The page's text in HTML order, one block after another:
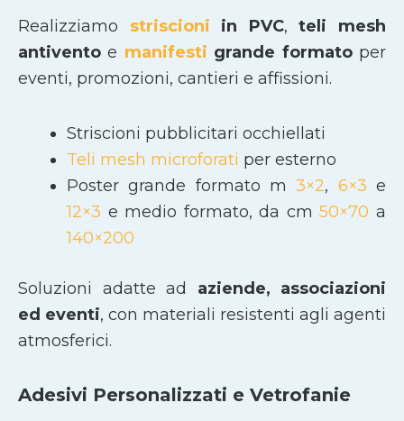
Realizziamo striscioni in PVC,teli mesh
antivento e manifesti grande formatoper
eventi, promozioni, cantieri e affissioni.
Striscioni pubblicitari occhiellati
Teli mesh microforati per esterno
Poster grande formato m3×2, 6×3 e
12×3 e medio formato, da cm50×70 a
140×200
Soluzioni adatte ad aziende, associazioni
ed eventi, con materiali resistenti agli agenti
atmosferici.
Adesivi Personalizzati e Vetrofanie